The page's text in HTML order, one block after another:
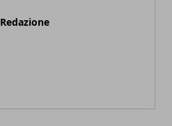
Redazione